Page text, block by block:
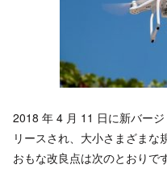
2018 年 4 月 11 日に新バー
リースされ、大小さまざまな
おもな改良点は次のとおりです